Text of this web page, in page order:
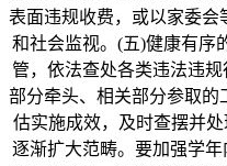
表面违规收费，或以家委会
和社会监视。(五)健康有序
管，依法查处各类违法违
部分牵头、相关部分参取
估实施成效，及时查摆并
逐渐扩大范畴。要加强学